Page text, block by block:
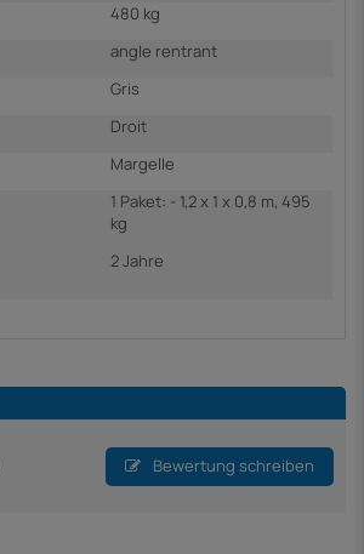
480 kg
angle rentrant
Gris
Droit
Margelle
1 Paket: - 1,2 x 1 x 0,8 m, 495
kg
2 Jahre
Bewertung schreiben